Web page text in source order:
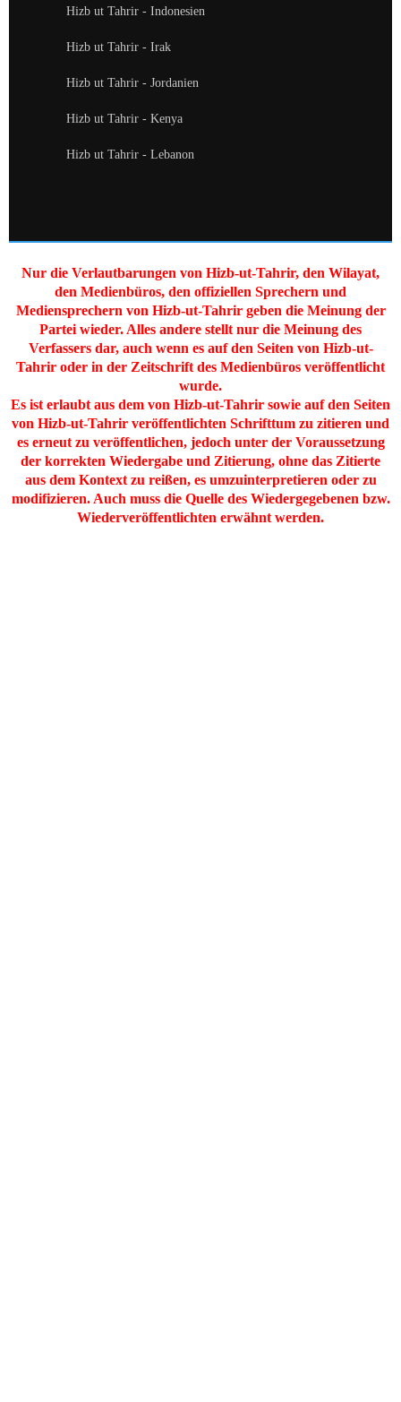
Hizb ut Tahrir - Indonesien
Hizb ut Tahrir - Irak
Hizb ut Tahrir - Jordanien
Hizb ut Tahrir - Kenya
Hizb ut Tahrir - Lebanon
Nur die Verlautbarungen von Hizb-ut-Tahrir, den Wilayat,
den Medienbüros, den offiziellen Sprechern und
Mediensprechern von Hizb-ut-Tahrir geben die Meinung der
Partei wieder. Alles andere stellt nur die Meinung des
Verfassers dar, auch wenn es auf den Seiten von Hizb-ut-
Tahrir oder in der Zeitschrift des Medienbüros veröffentlicht
wurde.
Es ist erlaubt aus dem von Hizb-ut-Tahrir sowie auf den Seiten
von Hizb-ut-Tahrir veröffentlichten Schrifttum zu zitieren und
es erneut zu veröffentlichen, jedoch unter der Voraussetzung
der korrekten Wiedergabe und Zitierung, ohne das Zitierte
aus dem Kontext zu reißen, es umzuinterpretieren oder zu
modifizieren. Auch muss die Quelle des Wiedergegebenen bzw.
Wiederveröffentlichten erwähnt werden.